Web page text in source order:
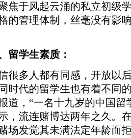
焦于风起云涌的私立初级
的管理体制，丝毫没有影
学生素质：
多人都有同感，开放以后
时代的留学生也有着不同
道，“一名十九岁的中国
，流连赌博达两年之久。
场发觉其未满法定年龄而